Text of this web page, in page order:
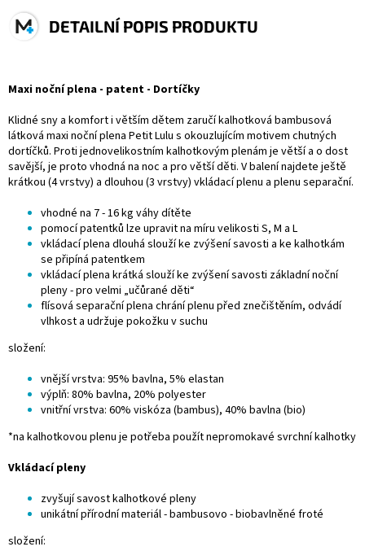
DETAILNÍ POPIS PRODUKTU
Maxi noční plena - patent - Dortíčky
Klidné sny a komfort i větším dětem zaručí kalhotková bambusová
látková maxi noční plena Petit Lulu s okouzlujícím motivem chutných
dortíčků. Proti jednovelikostním kalhotkovým plenám je větší a o dost
savější, je proto vhodná na noc a pro větší děti. V balení najdete ještě
krátkou (4 vrstvy) a dlouhou (3 vrstvy) vkládací plenu a plenu separační.
vhodné na 7 - 16 kg váhy dítěte
pomocí patentků lze upravit na míru velikosti S, M a L
vkládací plena dlouhá slouží ke zvýšení savosti a ke kalhotkám
se připíná patentkem
vkládací plena krátká slouží ke zvýšení savosti základní noční
pleny - pro velmi „učůrané děti“
flísová separační plena chrání plenu před znečištěním, odvádí
vlhkost a udržuje pokožku v suchu
složení:
vnější vrstva: 95% bavlna, 5% elastan
výplň: 80% bavlna, 20% polyester
vnitřní vrstva: 60% viskóza (bambus), 40% bavlna (bio)
*na kalhotkovou plenu je potřeba použít nepromokavé svrchní kalhotky
Vkládací pleny
zvyšují savost kalhotkové pleny
unikátní přírodní materiál - bambusovo - biobavlněné froté
složení: